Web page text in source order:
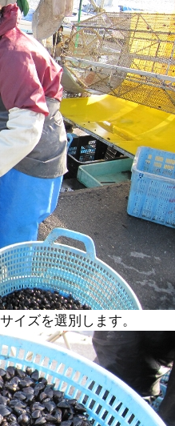
イズを選別します。